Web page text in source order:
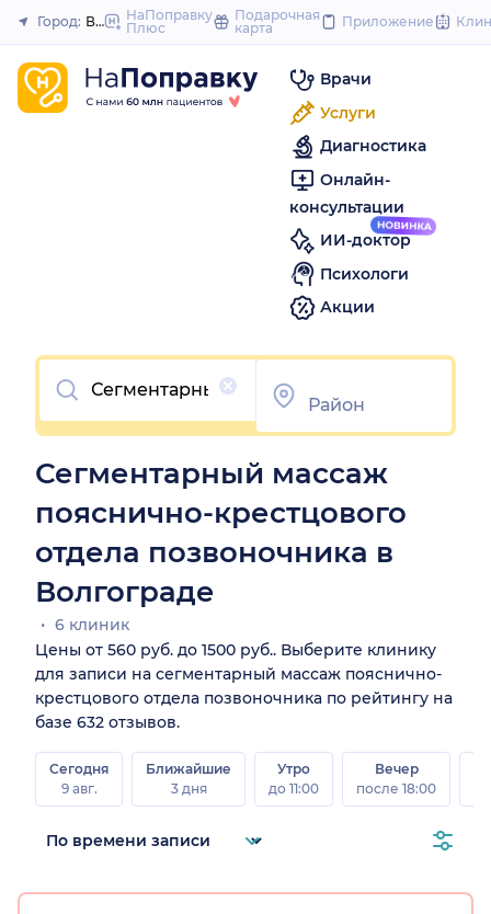
to
Закрыть
Город: ВолгоградНаПоправку
Плюс
Подарочная
карта
Приложение
Врачи
Услуги
Диагностика
Онлайн-
консультации
ИИ-доктор
Психологи
Акции
Очистить
Сегментарный массаж
пояснично-крестцового
отдела позвоночника в
Волгограде
6 клиник
Цены от 560 руб. до 1500 руб.. Выберите клинику
для записи на сегментарный массаж пояснично-
крестцового отдела позвоночника по рейтингу на
базе 632 отзывов.
Сегодня
9 авг.
Ближайшие
3 дня
Утро
до 11:00
Вечер
после 18:00